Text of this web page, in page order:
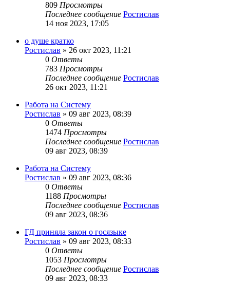
809 Просмотры
Последнее сообщение Ростислав
14 ноя 2023, 17:05
о душе кратко
Ростислав » 26 окт 2023, 11:21
0 Ответы
783 Просмотры
Последнее сообщение Ростислав
26 окт 2023, 11:21
Работа на Систему
Ростислав » 09 авг 2023, 08:39
0 Ответы
1474 Просмотры
Последнее сообщение Ростислав
09 авг 2023, 08:39
Работа на Систему
Ростислав » 09 авг 2023, 08:36
0 Ответы
1188 Просмотры
Последнее сообщение Ростислав
09 авг 2023, 08:36
ГД приняла закон о госязыке
Ростислав » 09 авг 2023, 08:33
0 Ответы
1053 Просмотры
Последнее сообщение Ростислав
09 авг 2023, 08:33